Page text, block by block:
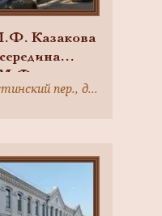
Казакова
Г.С.
Москва, Малый Златоустинский пер., дом 3, строение 3; Москва, Малый Златоустинский пер., дом 3, строение 1